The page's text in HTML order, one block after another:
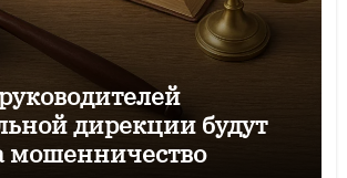
дирекции будут
мошенничество